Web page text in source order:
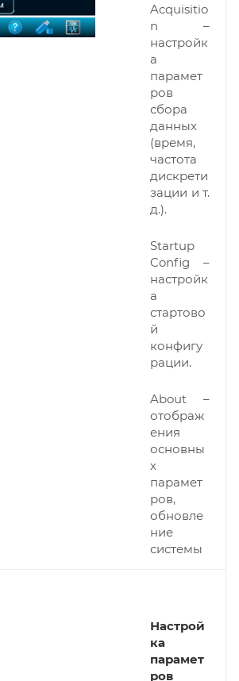
Acquisitio
n –
настройк
а
парамет
ров
сбора
данных
(время,
частота
дискрети
зации и т.
д.).
Startup
Config –
настройк
а
стартово
й
конфигу
рации.
About –
отображ
ения
основны
х
парамет
ров,
обновле
ние
системы
Настрой
ка
парамет
ров